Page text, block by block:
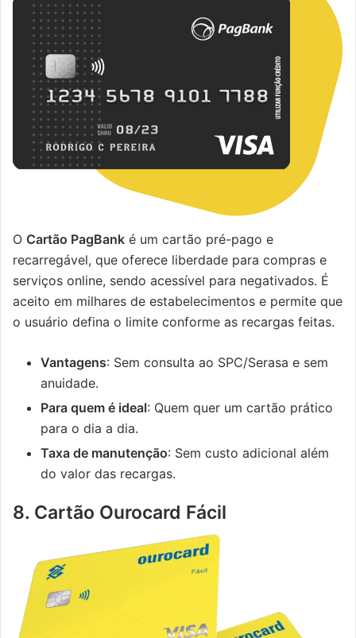
O Cartão PagBank é um cartão pré-pago e
recarregável, que oferece liberdade para compras e
serviços online, sendo acessível para negativados. É
aceito em milhares de estabelecimentos e permite que
o usuário defina o limite conforme as recargas feitas.
Vantagens: Sem consulta ao SPC/Serasa e sem
anuidade.
Para quem é ideal: Quem quer um cartão prático
para o dia a dia.
Taxa de manutenção: Sem custo adicional além
do valor das recargas.
8. Cartão Ourocard Fácil